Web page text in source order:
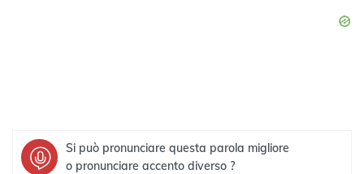
Si può pronunciare questa parola migliore
o pronunciare accento diverso ?